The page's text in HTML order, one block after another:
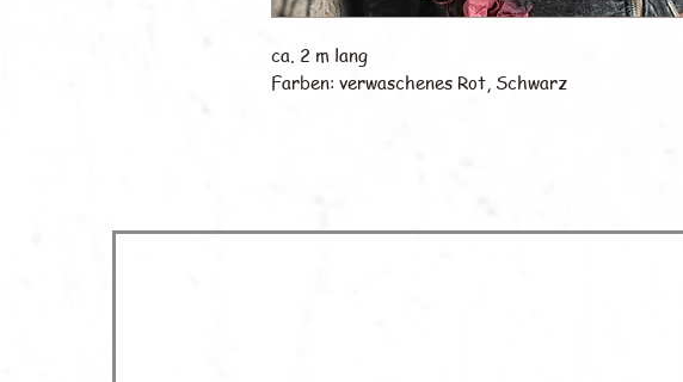
ca. 2 m lang
Farben: verwaschenes Rot, Schwarz